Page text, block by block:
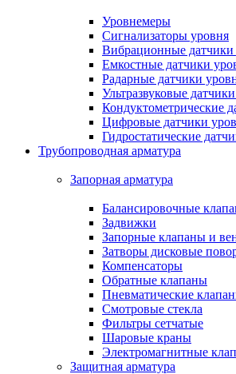
Уровнемеры
Сигнализаторы уровня
Вибрационные датчики
Емкостные датчики
Радарные датчики
Ультразвуковые
Кондуктометрические
Цифровые датчики
Гидростатические
Трубопроводная арматура
Запорная арматура
Балансировочные
Задвижки
Запорные клапаны и
Затворы дисковые
Компенсаторы
Обратные клапаны
Пневматические
Смотровые стекла
Фильтры сетчатые
Шаровые краны
Электромагнитные
Защитная арматура